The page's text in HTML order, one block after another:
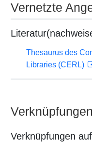
Vernetzte
Thesaurus des
Libraries (CERL)
Verknüpfungen
Verknüpfungen